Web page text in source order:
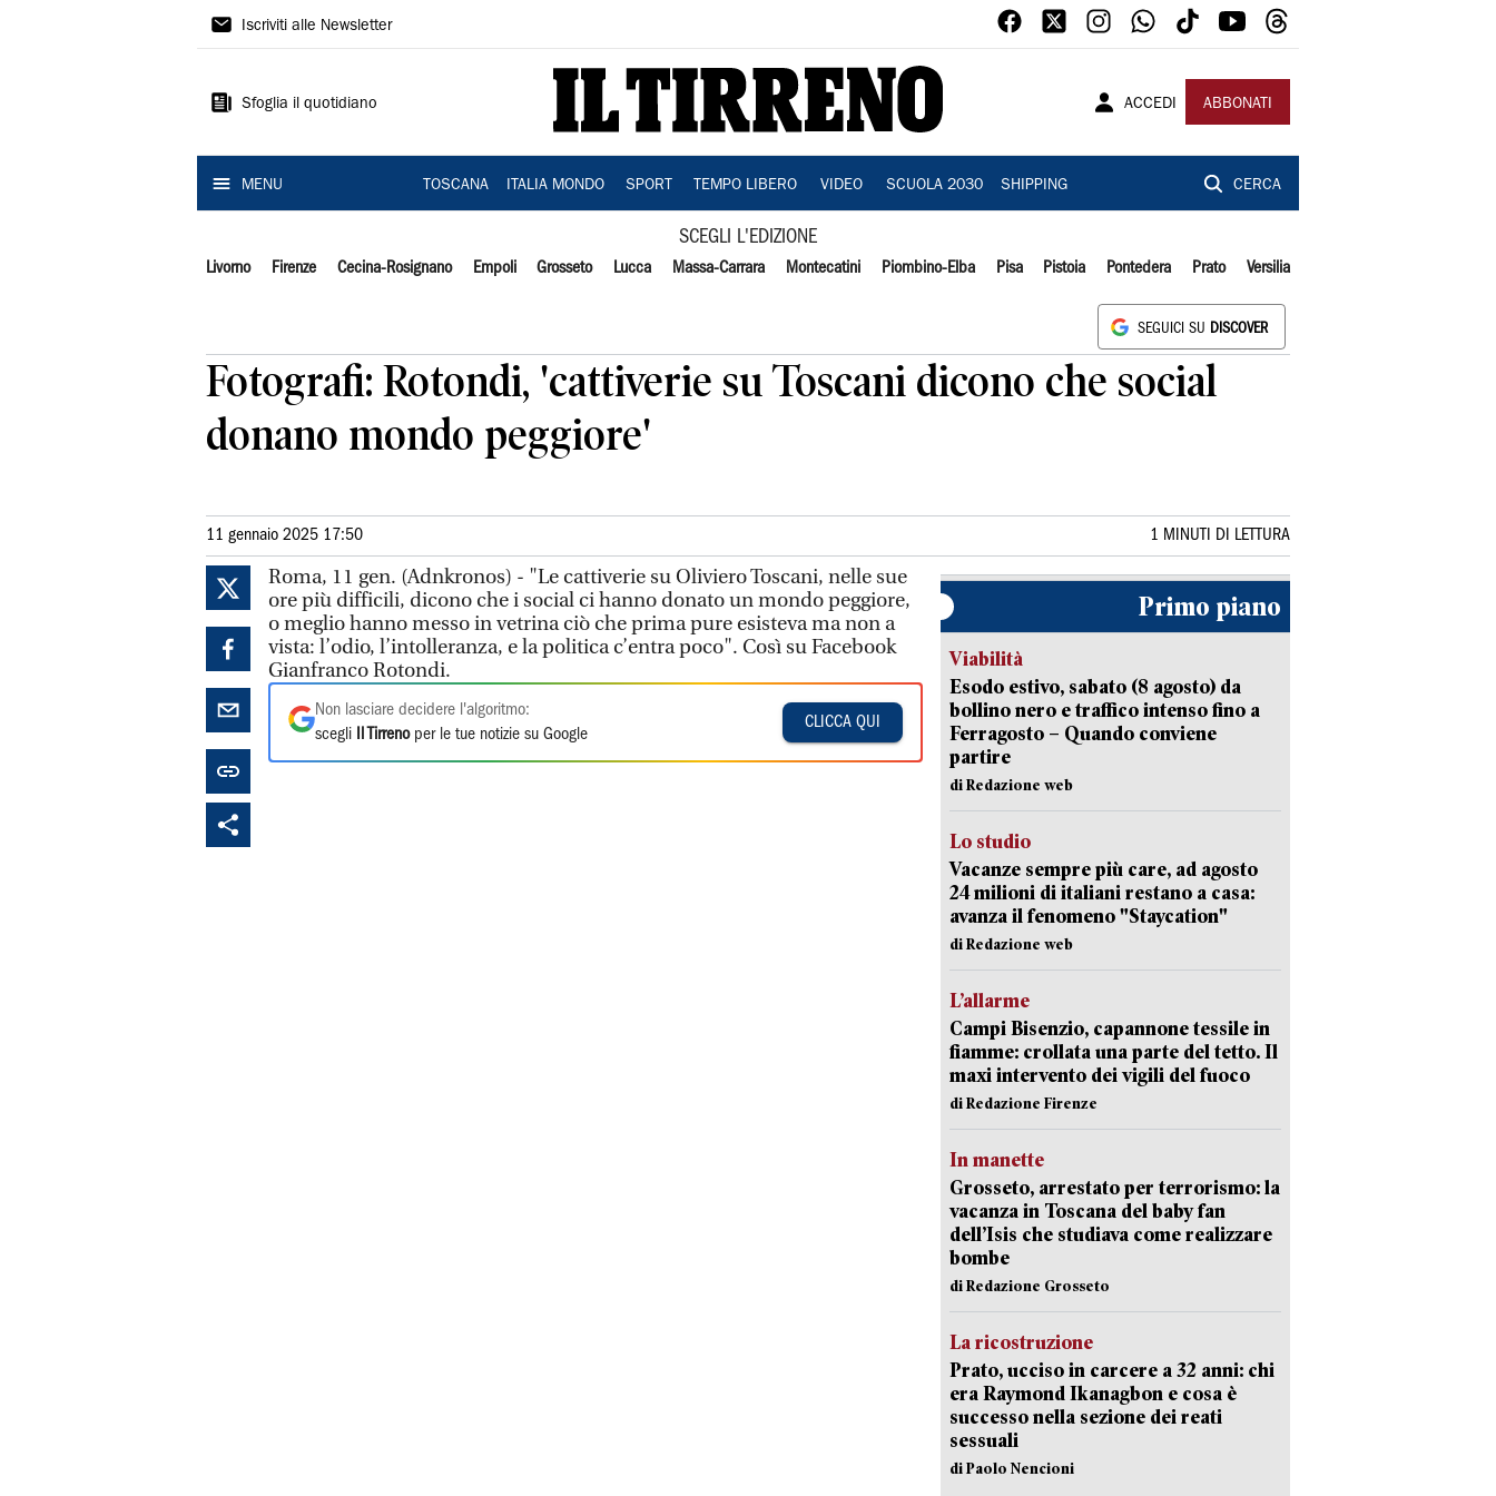
Il
Iscriviti alle Newsletter
Sfoglia il quotidiano ACCEDI ABBONATI
MENU TOSCANA ITALIA MONDO SPORT TEMPO LIBERO VIDEO SCUOLA 2030 SHIPPING CERCA
SCEGLI L'EDIZIONE
Livorno Firenze Cecina-Rosignano Empoli Grosseto Lucca Massa-Carrara Montecatini Piombino-Elba Pisa Pistoia Pontedera Prato Versilia
SEGUICI SU DISCOVER
Fotografi: Rotondi, 'cattiverie su Toscani dicono che social
donano mondo peggiore'
11 gennaio 2025 17:50 1 MINUTI DI LETTURA
Roma, 11 gen. (Adnkronos) - "Le cattiverie su Oliviero Toscani, nelle sue
ore più difficili, dicono che i social ci hanno donato un mondo peggiore,
o meglio hanno messo in vetrina ciò che prima pure esisteva ma non a
vista: l’odio, l’intolleranza, e la politica c’entra poco". Così su Facebook
Gianfranco Rotondi.
Non lasciare decidere l'algoritmo:
scegli
Il Tirrenoper le tue notizie su Google
CLICCA QUI
Primo piano
Viabilità
Esodo estivo, sabato (8 agosto) da
bollino nero e traffico intenso fino a
Ferragosto – Quando conviene
partire
di Redazione web
Lo studio
Vacanze sempre più care, ad agosto
24 milioni di italiani restano a casa:
avanza il fenomeno "Staycation"
di Redazione web
L’allarme
Campi Bisenzio, capannone tessile in
fiamme: crollata una parte del tetto. Il
maxi intervento dei vigili del fuoco
di Redazione Firenze
In manette
Grosseto, arrestato per terrorismo: la
vacanza in Toscana del baby fan
dell’Isis che studiava come realizzare
bombe
di Redazione Grosseto
La ricostruzione
Prato, ucciso in carcere a 32 anni: chi
era Raymond Ikanagbon e cosa è
successo nella sezione dei reati
sessuali
di Paolo Nencioni